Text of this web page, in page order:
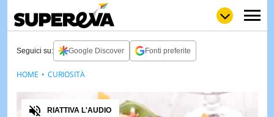
LOLGULPLOVE
Seguici su: Google Discover Fonti preferite
Audio
RIATTIVA L'AUDIO
HOME CURIOSITÀ